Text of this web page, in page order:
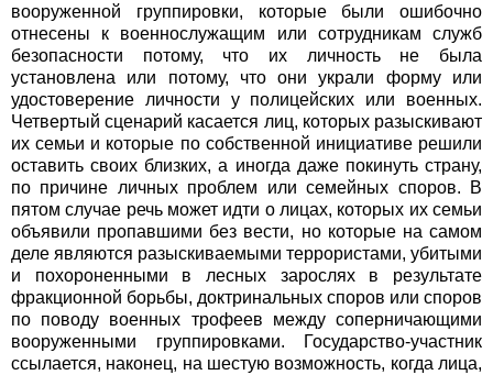
вооруженной группировки, которые были ошибочно
отнесены к военнослужащим или сотрудникам служб
безопасности потому, что их личность не была
установлена или потому, что они украли форму или
удостоверение личности у полицейских или военных.
Четвертый сценарий касается лиц, которых разыскивают
их семьи и которые по собственной инициативе решили
оставить своих близких, а иногда даже покинуть страну,
по причине личных проблем или семейных споров. В
пятом случае речь может идти о лицах, которых их семьи
объявили пропавшими без вести, но которые на самом
деле являются разыскиваемыми террористами, убитыми
и похороненными в лесных зарослях в результате
фракционной борьбы, доктринальных споров или споров
по поводу военных трофеев между соперничающими
вооруженными группировками. Государство-участник
ссылается, наконец, на шестую возможность, когда лица,